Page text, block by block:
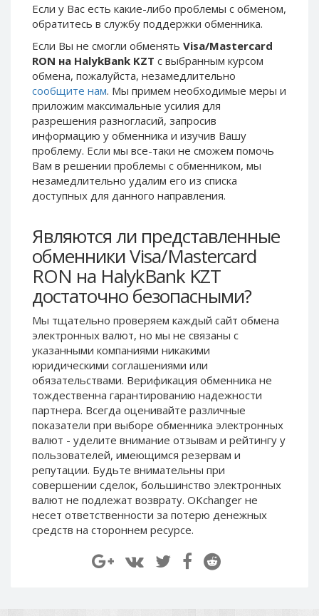
Если у Вас есть какие-либо проблемы с обменом,
обратитесь в службу поддержки обменника.
Если Вы не смогли обменять Visa/Mastercard
RON на HalykBank KZT с выбранным курсом
обмена, пожалуйста, незамедлительно
сообщите нам. Мы примем необходимые меры и
приложим максимальные усилия для
разрешения разногласий, запросив
информацию у обменника и изучив Вашу
проблему. Если мы все-таки не сможем помочь
Вам в решении проблемы c обменником, мы
незамедлительно удалим его из списка
доступных для данного направления.
Являются ли представленные
обменники Visa/Mastercard
RON на HalykBank KZT
достаточно безопасными?
Мы тщательно проверяем каждый сайт обмена
электронных валют, но мы не связаны c
указанными компаниями никакими
юридическими соглашениями или
обязательствами. Верификация обменника не
тождественна гарантированию надежности
партнера. Всегда оценивайте различные
показатели при выборе обменника электронных
валют - уделите внимание отзывам и рейтингу у
пользователей, имеющимся резервам и
репутации. Будьте внимательны при
совершении сделок, большинство электронных
валют не подлежат возврату. OKchanger не
несет ответственности за потерю денежных
средств на стороннем ресурсе.
Phone Balance AMD
Neteller USD
Neteller EUR
Neteller INR
Neteller PLN
Neteller GBP
Neteller NOK
Neteller SEK
PaySera USD
PaySera EUR
AliPay CNY
UnionPay CNY
Paymer USD
Paymer RUB
Paymer UAH
Capitalist USD
Capitalist RUB
Capitalist EUR
Payoneer USD
Revolut Binance USD
(BUSD)
Revolut USD
Revolut GBP
Global24 UAH
Piastrix RUB
Phone Balance AMD
Neteller INR
Neteller PLN
Neteller GBP
Neteller NOK
Neteller SEK
PaySera USD
PaySera EUR
AliPay CNY
UnionPay CNY
Paymer USD
Paymer UAH
Capitalist USD
Capitalist RUB
Capitalist EUR
Payoneer USD
Payoneer EUR
Revolut Binance USD
(BUSD)
Revolut USD
Revolut EUR
Revolut GBP
Piastrix RUB